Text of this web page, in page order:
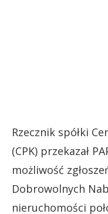
Rzecznik spółki
(CPK) przekazał
możliwość
Dobrowolnych
nieruchomości